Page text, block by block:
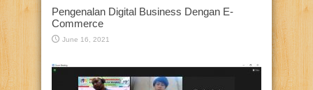
Pengenalan Digital Business Dengan E-
Commerce
June 16, 2021